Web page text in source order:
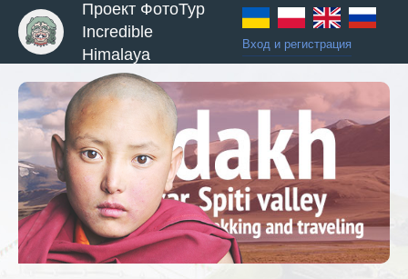
и Туры
Проект ФотоТур
Incredible
Himalaya
Вход и регистрация